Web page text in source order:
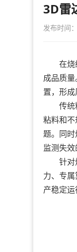
3D雷
发布时间
在烧结
成品质
置，形
传统料
粘料和
题。同
监测失
针对烧
力、专
产稳定运